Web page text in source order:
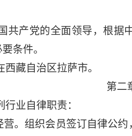
共产党的全面领导，根据
条件。
藏自治区拉萨市。
第二
业自律职责：
营。组织会员签订自律公